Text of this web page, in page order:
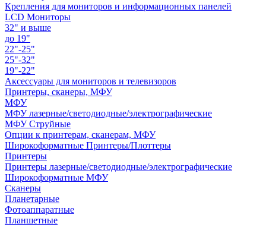
Крепления для мониторов и информационных панелей
LCD Мониторы
32" и выше
до 19"
22"-25"
25"-32"
19"-22"
Аксессуары для мониторов и телевизоров
Принтеры, сканеры, МФУ
МФУ
МФУ лазерные/светодиодные/электрографические
МФУ Струйные
Опции к принтерам, сканерам, МФУ
Широкоформатные Принтеры/Плоттеры
Принтеры
Принтеры лазерные/светодиодные/электрографические
Широкоформатные МФУ
Сканеры
Планетарные
Фотоаппаратные
Планшетные